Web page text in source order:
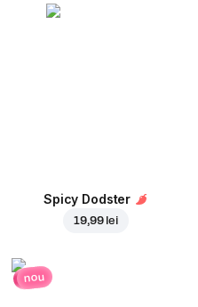
Spicy Dodster
19,99 lei
nou